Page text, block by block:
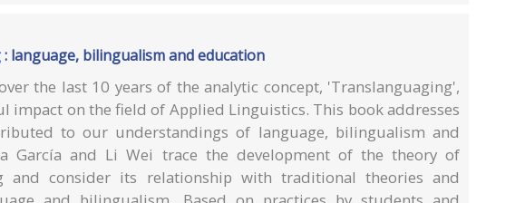
language, bilingualism and education
the last 10 years of the analytic concept, 'Translanguaging',
impact on the field of Applied Linguistics. This book addresses
to our understandings of language, bilingualism and
García and Li Wei trace the development of the theory of
and consider its relationship with traditional theories and